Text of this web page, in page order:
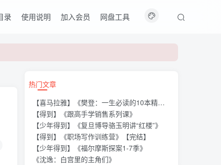
录 使用说明 加入会员 网盘工具
热门文章
【喜马拉雅】《樊登：一生必读的10本精选好书》
【得到】《跟高手学销售系列课》
【少年得到】《复旦博导骆玉明讲“红楼”》
【得到】《职场写作训练营》【完结】
【少年得到】《福尔摩斯探案1-7季》
《沈逸：白宫里的主角们》